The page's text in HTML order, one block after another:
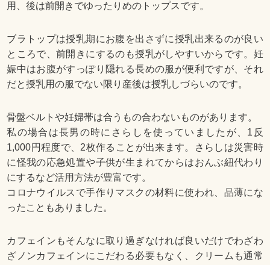
用、後は前開きでゆったりめのトップスです。
ブラトップは授乳期にお腹を出さずに授乳出来るのが良い
ところで、前開きにするのも授乳がしやすいからです。妊
娠中はお腹がすっぽり隠れる長めの服が便利ですが、それ
だと授乳用の服でない限り産後は授乳しづらいのです。
骨盤ベルトや妊婦帯は合うもの合わないものがあります。
私の場合は長男の時にさらしを使っていましたが、1反
1,000円程度で、2枚作ることが出来ます。さらしは災害時
に怪我の応急処置や子供が生まれてからはおんぶ紐代わり
にするなど活用方法が豊富です。
コロナウイルスで手作りマスクの材料に使われ、品薄にな
ったこともありました。
カフェインもそんなに取り過ぎなければ良いだけでわざわ
ざノンカフェインにこだわる必要もなく、クリームも通常